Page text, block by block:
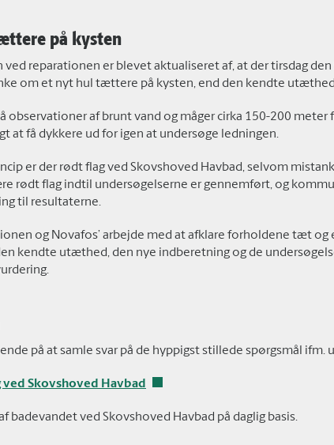
på kysten
reparationen er blevet aktualiseret af, at der tirsdag
om et nyt hul tættere på kysten, end den kendte
observationer af brunt vand og måger cirka 150-200 meter
at få dykkere ud for igen at undersøge ledningen.
er der rødt flag ved Skovshoved Havbad, selvom
rødt flag indtil undersøgelserne er gennemført, og
til resultaterne.
og Novafos’ arbejde med at afklare forholdene tæt og
kendte utæthed, den nye indberetning og de
på at samle svar på de hyppigst stillede spørgsmål ifm.
Skovshoved Havbad
badevandet ved Skovshoved Havbad på daglig basis.